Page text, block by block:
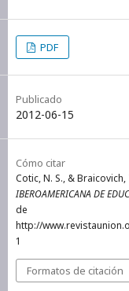
PDF
Publicado
2012-06-15
Cómo citar
Cotic, N. S., & Braicovich,
IBEROAMERICANA DE
de
http://
1
Formatos de citación